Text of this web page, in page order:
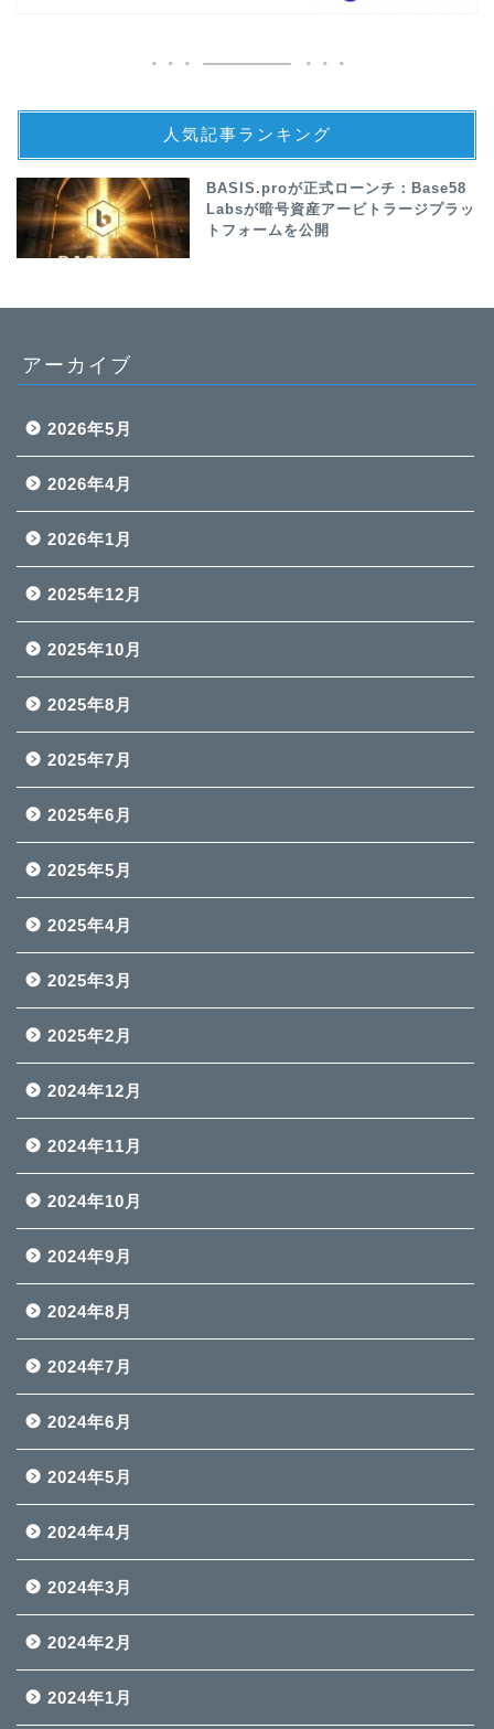
人気記事ランキング
BASIS.proが正式ローンチ：Base58
Labsが暗号資産アービトラージプラッ
トフォームを公開
アーカイブ
2026年5月
2026年4月
2026年1月
2025年12月
2025年10月
2025年8月
2025年7月
2025年6月
2025年5月
2025年4月
2025年3月
2025年2月
2024年12月
2024年11月
2024年10月
2024年9月
2024年8月
2024年7月
2024年6月
2024年5月
2024年4月
2024年3月
2024年2月
2024年1月